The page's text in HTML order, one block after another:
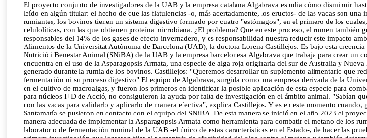
El proyecto conjunto de investigadores de la UAB y la empresa catalana Algabrava estudia cómo disminuir
leído en algún titular: el hecho de que las flatulencias -o, más acertadamente, los eructos- de las vacas son
rumiantes, los bovinos tienen un sistema digestivo formado por cuatro "estómagos", en el primero de los
celulolíticas, con las que obtienen proteína microbiana. ¿El problema? Que en este proceso, el rumen también
responsables del 14% de los gases de efecto invernadero, y es responsabilidad nuestra reducir este impacto
Alimentos de la Universitat Autònoma de Barcelona (UAB), la doctora Lorena Castillejos. Es bajo esta
Nutrició i Benestar Animal (SNiBA) de la UAB y la empresa barcelonesa Algabrava que trabaja para crear un
encuentra en el uso de la Asparagopsis Armata, una especie de alga roja originaria del sur de Australia y
generado durante la rumia de los bovinos. Castillejos: "Queremos desarrollar un suplemento alimentario que
fermentación ni su proceso digestivo" El equipo de Algabrava, surgida como una empresa derivada de la
en el cultivo de macroalgas, y fueron los primeros en identificar la posible aplicación de esta especie para
para núcleos I+D de Acció, no consiguieron la ayuda por falta de investigación en el ámbito animal. "Sabían
con las vacas para validarlo y aplicarlo de manera efectiva", explica Castillejos. Y es en este momento
Santamaría se pusieron en contacto con el equipo del SNiBA. De esta manera se inició en el año 2023 el
manera adecuada de implementar la Asparagopsis Armata como herramienta para combatir el metano de los
laboratorio de fermentación ruminal de la UAB -el único de estas características en el Estado-, de hacer las